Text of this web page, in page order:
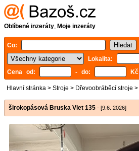
Oblíbené inzeráty, Moje inzeráty
Co:
Lokalita:
Cena od:
- do: Kč
Hlavní stránka > Stroje > Dřevoobráběcí stroje >
širokopásová Bruska Viet 135 - [9.6. 2026]